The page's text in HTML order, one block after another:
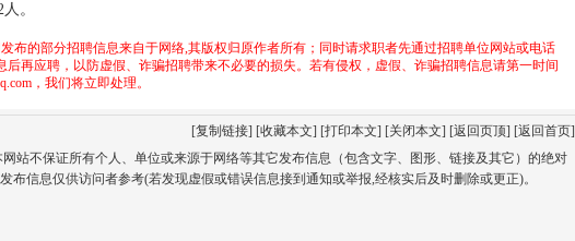
。
布的部分招聘信息来自于网络,其版权归原作者所有；同时请求职者先通过招聘单位网站或电话
后再应聘，以防虚假、诈骗招聘带来不必要的损失。若有侵权，虚假、诈骗招聘信息请第一时间
，我们将立即处理。
[复制链接] [收藏本文] [打印本文] [关闭本文] [返回页顶] [返回首页]
网站不保证所有个人、单位或来源于网络等其它发布信息（包含文字、图形、链接及其它）的绝对
布信息仅供访问者参考(若发现虚假或错误信息接到通知或举报,经核实后及时删除或更正)。